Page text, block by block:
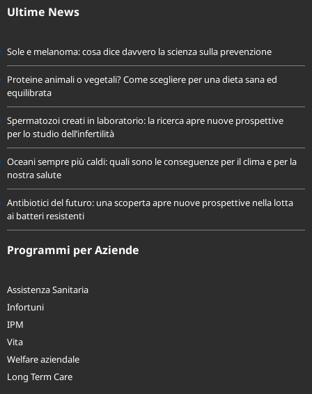
Ultime News
Sole e melanoma: cosa dice davvero la scienza sulla prevenzione
Proteine animali o vegetali? Come scegliere per una dieta sana ed
equilibrata
Spermatozoi creati in laboratorio: la ricerca apre nuove prospettive
per lo studio dell’infertilità
Oceani sempre più caldi: quali sono le conseguenze per il clima e per la
nostra salute
Antibiotici del futuro: una scoperta apre nuove prospettive nella lotta
ai batteri resistenti
Programmi per Aziende
Assistenza Sanitaria
Infortuni
IPM
Vita
Welfare aziendale
Long Term Care